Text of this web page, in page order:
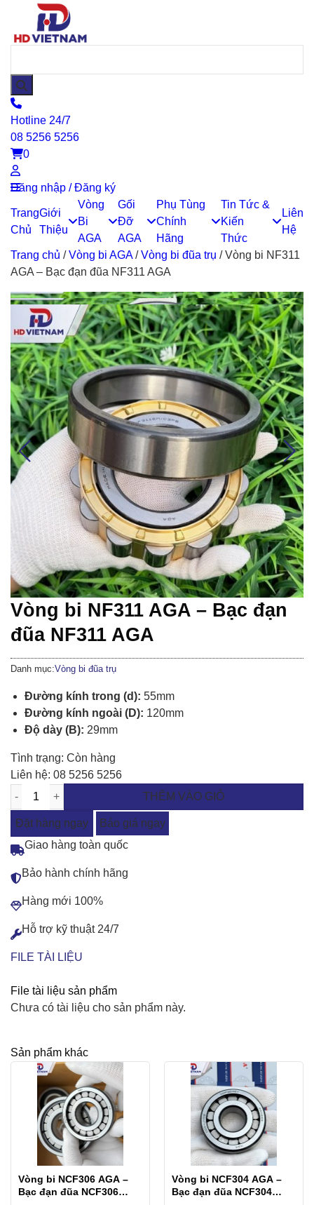
Hotline 24/7
08 5256 5256
0
Đăng nhập / Đăng ký
Trang
Chủ
Giới
Thiệu
Vòng
Bi
AGA
Gối
Đỡ
AGA
Phụ Tùng
Chính
Hãng
Tin Tức &
Kiến
Thức
Liên
Hệ
Trang chủ /Vòng bi AGA/Vòng bi đũa trụ /Vòng bi NF311
AGA – Bạc đạn đũa NF311 AGA
Vòng bi NF311 AGA – Bạc đạn
đũa NF311 AGA
Danh mục:Vòng bi đũa trụ
Đường kính trong (d): 55mm
Đường kính ngoài (D): 120mm
Độ dày (B): 29mm
Tình trạng: Còn hàng
Liên hệ: 08 5256 5256
THÊM VÀO GIỎ
Đặt hàng ngay
Báo giá ngay
Giao hàng toàn quốc
Bảo hành chính hãng
Hàng mới 100%
Hỗ trợ kỹ thuật 24/7
FILE TÀI LIỆU
File tài liệu sản phẩm
Chưa có tài liệu cho sản phẩm này.
Sản phẩm khác
Vòng bi NCF306 AGA –
Bạc đạn đũa NCF306
Vòng bi NCF304 AGA –
Bạc đạn đũa NCF304